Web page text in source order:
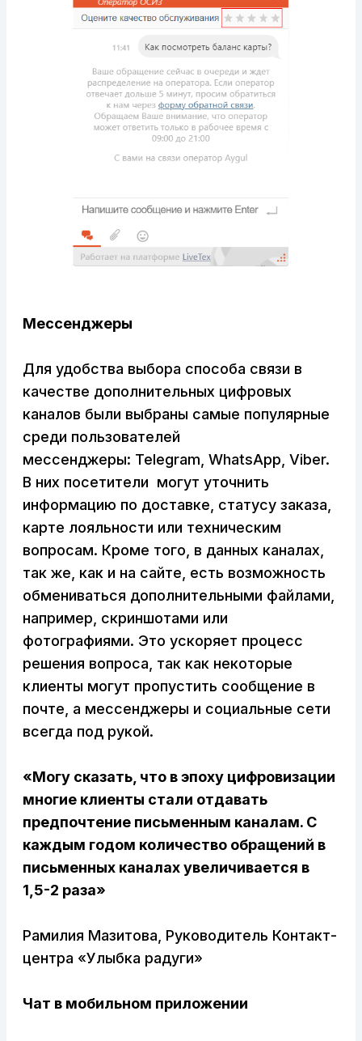
Мессенджеры
Для удобства выбора способа связи в
качестве дополнительных цифровых
каналов были выбраны самые популярные
среди пользователей
мессенджеры: Telegram, WhatsApp, Viber.
В них посетители могут уточнить
информацию по доставке, статусу заказа,
карте лояльности или техническим
вопросам. Кроме того, в данных каналах,
так же, как и на сайте, есть возможность
обмениваться дополнительными файлами,
например, скриншотами или
фотографиями. Это ускоряет процесс
решения вопроса, так как некоторые
клиенты могут пропустить сообщение в
почте, а мессенджеры и социальные сети
всегда под рукой.
«Могу сказать, что в эпоху цифровизации
многие клиенты стали отдавать
предпочтение письменным каналам. С
каждым годом количество обращений в
письменных каналах увеличивается в
1,5-2 раза»
Рамилия Мазитова, Руководитель Контакт-
центра «Улыбка радуги»
Чат в мобильном приложении